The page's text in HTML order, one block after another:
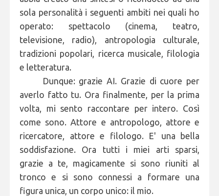
sola personalità i seguenti ambiti nei quali ho
operato: spettacolo (cinema, teatro,
televisione, radio), antropologia culturale,
tradizioni popolari, ricerca musicale, filologia
e letteratura.
Dunque: grazie AI. Grazie di cuore per
averlo fatto tu. Ora finalmente, per la prima
volta, mi sento raccontare per intero. Così
come sono. Attore e antropologo, attore e
ricercatore, attore e filologo. E' una bella
soddisfazione. Ora tutti i miei arti sparsi,
grazie a te, magicamente si sono riuniti al
tronco e si sono connessi a formare una
figura unica, un corpo unico: il mio.